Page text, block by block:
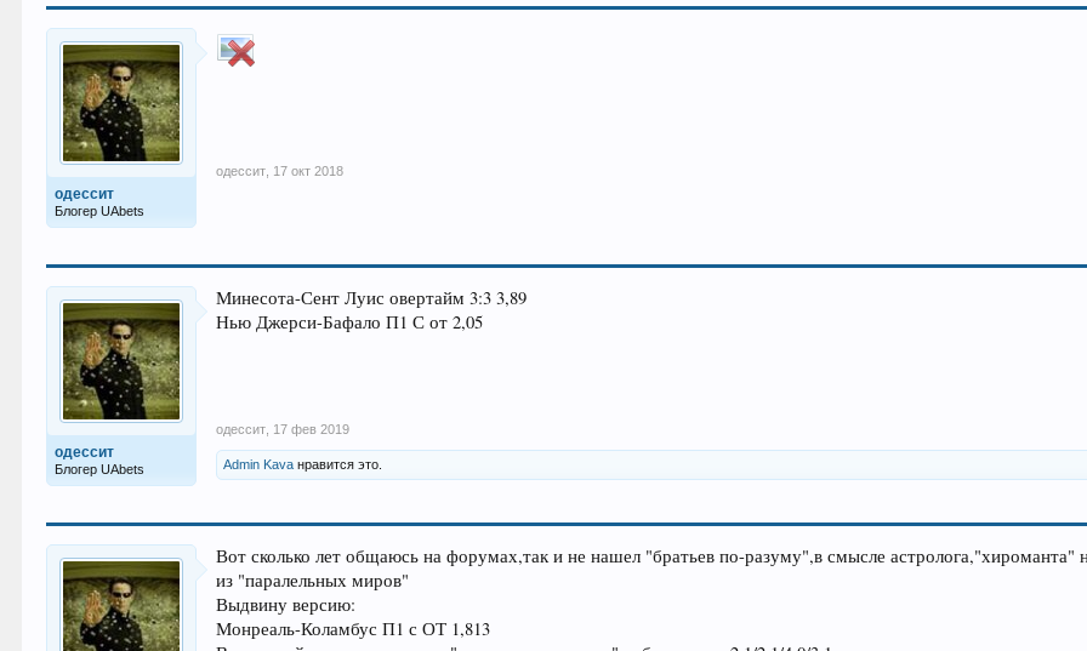
одессит
Блогер UAbets
одессит 17 окт 2018
одессит
Блогер UAbets
Минесота-Сент Луис овертайм 3:3 3,89
Нью Джерси-Бафало П1 С от 2,05
одессит 17 фев 2019
Admin Kava нравится это.
Вот сколько лет общаюсь на форумах,так и не нашел "братьев по-разуму",в смысле астролога,"хироманта"
из "паралельных миров"
Выдвину версию:
Монреаль-Коламбус П1 с ОТ 1,813